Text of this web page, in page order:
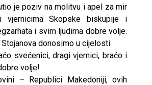
je poziv na molitvu i apel za mir
vjernicima Skopske biskupije i
i svim ljudima dobre volje.
donosimo u cijelosti:
svećenici, dragi vjernici, braćo i
volje!
– Republici Makedoniji, ovih